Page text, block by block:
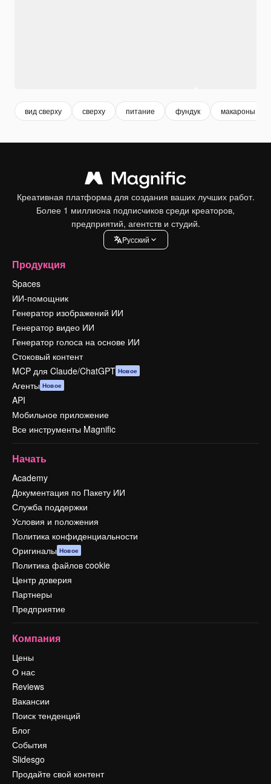
вид сверху сверху питание фундук макароны
Креативная платформа для создания ваших лучших работ.
Более 1 миллиона подписчиков среди креаторов,
предприятий, агентств и студий.
Pусский
Продукция
Spaces
ИИ-помощник
Генератор изображений ИИ
Генератор видео ИИ
Генератор голоса на основе ИИ
Стоковый контент
MCP для Claude/ChatGPT Новое
Агенты Новое
API
Мобильное приложение
Все инструменты Magnific
Начать
Academy
Документация по Пакету ИИ
Служба поддержки
Условия и положения
Политика конфиденциальности
Оригиналы Новое
Политика файлов cookie
Центр доверия
Партнеры
Предприятие
Компания
Цены
О нас
Reviews
Вакансии
Поиск тенденций
Блог
События
Slidesgo
Продайте свой контент